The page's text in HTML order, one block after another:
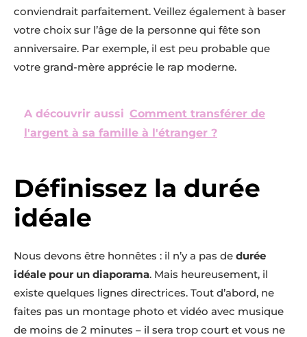
conviendrait parfaitement. Veillez également à baser
votre choix sur l’âge de la personne qui fête son
anniversaire. Par exemple, il est peu probable que
votre grand-mère apprécie le rap moderne.
A découvrir aussi Comment transférer de
l'argent à sa famille à l'étranger ?
Définissez la durée
idéale
Nous devons être honnêtes : il n’y a pas de durée
idéale pour un diaporama. Mais heureusement, il
existe quelques lignes directrices. Tout d’abord, ne
faites pas un montage photo et vidéo avec musique
de moins de 2 minutes – il sera trop court et vous ne